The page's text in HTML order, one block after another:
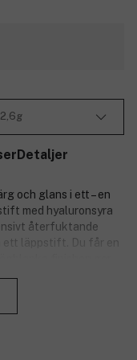
Detaljer
och glans i ett – en
med hyaluronsyra
återfuktande
läppstift. Du får en
läppar.
hyaluronsyra, som